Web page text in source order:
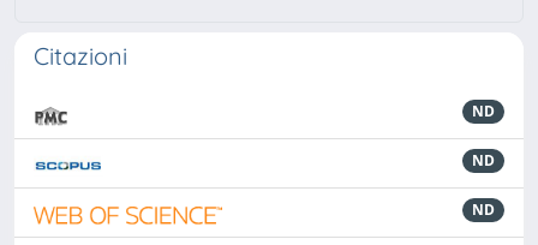
Citazioni
ND
ND
ND